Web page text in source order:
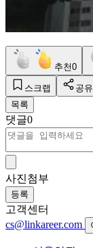
추천0
스크랩 공유
목록
댓글0
사진첨부
등록
고객센터
cs@linkareer.com